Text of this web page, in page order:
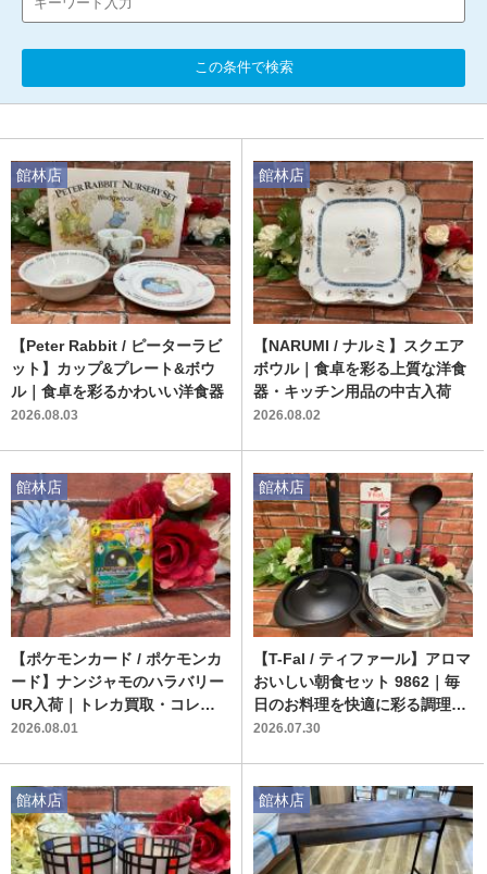
この条件で検索
【Peter Rabbit / ピーターラビ
ット】カップ&プレート&ボウ
ル｜食卓を彩るかわいい洋食器
2026.08.03
館林店
【NARUMI / ナルミ】スクエア
ボウル｜食卓を彩る上質な洋食
器・キッチン用品の中古入荷
2026.08.02
館林店
【ポケモンカード / ポケモンカ
ード】ナンジャモのハラバリー
UR入荷｜トレカ買取・コレク
ション整理は館林店へ
2026.08.01
館林店
【T-Fal / ティファール】アロマ
おいしい朝食セット 9862｜毎
日のお料理を快適に彩る調理器
具セット
2026.07.30
館林店
館林店 館林店